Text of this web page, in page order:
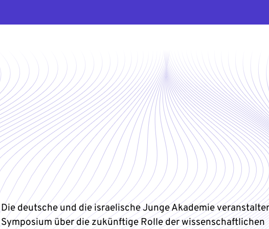
Die deutsche und die israelische Junge Akademie
Symposium über die zukünftige Rolle der wissenschaftlichen